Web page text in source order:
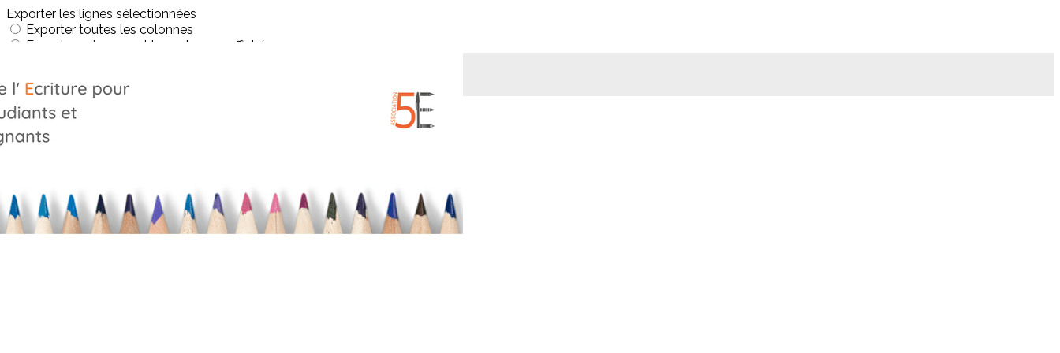
Exporter les lignes sélectionnées
Exporter toutes les colonnes
Exporter uniquement les colonnes affichées
Menu
?>